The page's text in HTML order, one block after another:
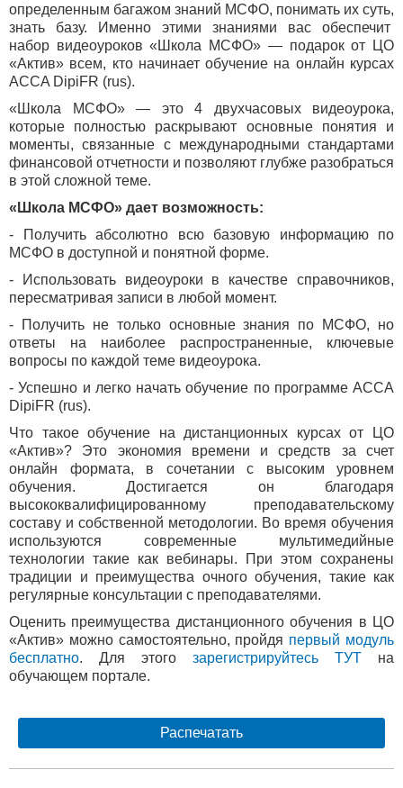
определенным багажом знаний МСФО, понимать их суть,
знать базу. Именно этими знаниями вас обеспечит
набор видеоуроков «Школа МСФО» — подарок от ЦО
«Актив» всем, кто начинает обучение на онлайн курсах
ACCA DipiFR (rus).
«Школа МСФО» — это 4 двухчасовых видеоурока,
которые полностью раскрывают основные понятия и
моменты, связанные с международными стандартами
финансовой отчетности и позволяют глубже разобраться
в этой сложной теме.
«Школа МСФО» дает возможность:
- Получить абсолютно всю базовую информацию по
МСФО в доступной и понятной форме.
- Использовать видеоуроки в качестве справочников,
пересматривая записи в любой момент.
- Получить не только основные знания по МСФО, но
ответы на наиболее распространенные, ключевые
вопросы по каждой теме видеоурока.
- Успешно и легко начать обучение по программе ACCA
DipiFR (rus).
Что такое обучение на дистанционных курсах от ЦО
«Актив»? Это экономия времени и средств за счет
онлайн формата, в сочетании с высоким уровнем
обучения. Достигается он благодаря
высококвалифицированному преподавательскому
составу и собственной методологии. Во время обучения
используются современные мультимедийные
технологии такие как вебинары. При этом сохранены
традиции и преимущества очного обучения, такие как
регулярные консультации с преподавателями.
Оценить преимущества дистанционного обучения в ЦО
«Актив» можно самостоятельно, пройдя первый модуль
бесплатно. Для этого зарегистрируйтесь ТУТ на
обучающем портале.
Распечатать